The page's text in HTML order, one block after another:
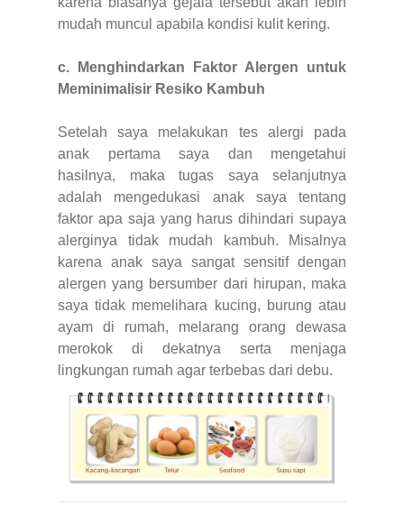
mudah muncul apabila kondisi kulit kering.
c. Menghindarkan Faktor Alergen untuk
Meminimalisir Resiko Kambuh
Setelah saya melakukan tes alergi pada
anak pertama saya dan mengetahui
hasilnya, maka tugas saya selanjutnya
adalah mengedukasi anak saya tentang
faktor apa saja yang harus dihindari supaya
alerginya tidak mudah kambuh. Misalnya
karena anak saya sangat sensitif dengan
alergen yang bersumber dari hirupan, maka
saya tidak memelihara kucing, burung atau
ayam di rumah, melarang orang dewasa
merokok di dekatnya serta menjaga
lingkungan rumah agar terbebas dari debu.